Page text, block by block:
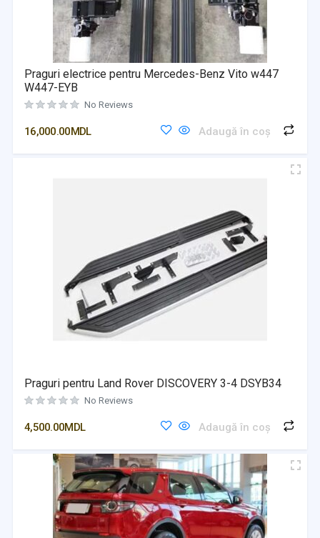
Praguri electrice pentru Mercedes-Benz Vito w447
W447-EYB
No Reviews
16,000.00MDL Adaugă în coș
Praguri pentru Land Rover DISCOVERY 3-4 DSYB34
No Reviews
4,500.00MDL Adaugă în coș